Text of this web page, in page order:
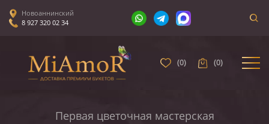
Новоаннинский
8 927 320 02 34
(0) (0)
Первая цветочная мастерская